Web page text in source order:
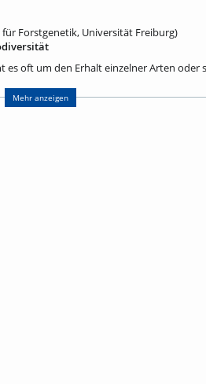
Forstgenetik, Universität Freiburg)
oft um den Erhalt einzelner Arten oder
genetische Merkmale, und nur
Mehr anzeigen